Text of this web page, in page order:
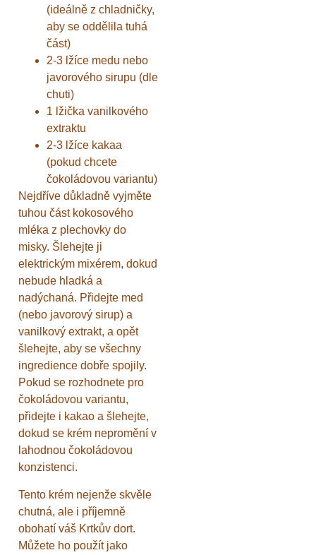
(ideálně z chladničky,
aby se oddělila tuhá
část)
2-3 lžíce medu nebo
javorového sirupu (dle
chuti)
1 lžička vanilkového
extraktu
2-3 lžíce kakaa
(pokud chcete
čokoládovou variantu)
Nejdříve důkladně vyjměte
tuhou část kokosového
mléka z plechovky do
misky. Šlehejte ji
elektrickým mixérem, dokud
nebude hladká a
nadýchaná. Přidejte med
(nebo javorový sirup) a
vanilkový extrakt, a opět
šlehejte, aby se všechny
ingredience dobře spojily.
Pokud se rozhodnete pro
čokoládovou variantu,
přidejte i kakao a šlehejte,
dokud se krém nepromění v
lahodnou čokoládovou
konzistenci.
Tento krém nejenže skvěle
chutná, ale i příjemně
obohatí váš Krtkův dort.
Můžete ho použít jako